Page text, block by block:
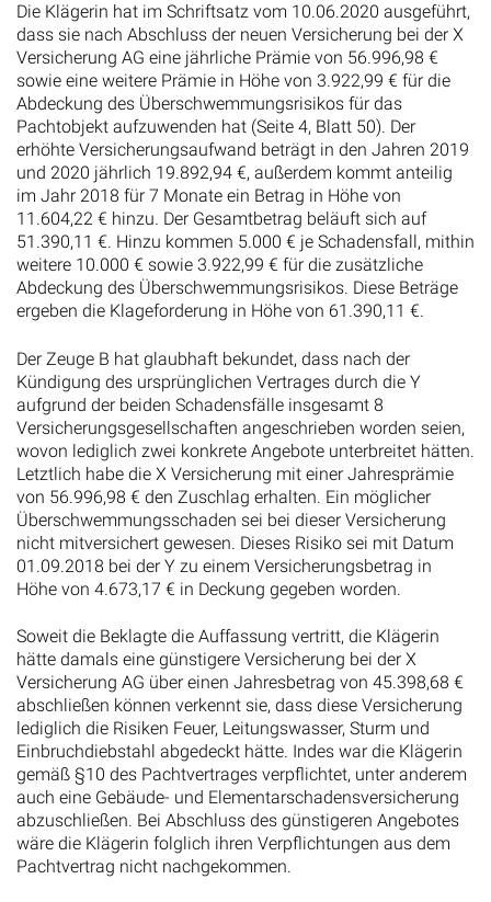
Die Klägerin hat im Schriftsatz vom 10.06.2020 ausgeführt,
dass sie nach Abschluss der neuen Versicherung bei der X
Versicherung AG eine jährliche Prämie von 56.996,98 €
sowie eine weitere Prämie in Höhe von 3.922,99 € für die
Abdeckung des Überschwemmungsrisikos für das
Pachtobjekt aufzuwenden hat (Seite 4, Blatt 50). Der
erhöhte Versicherungsaufwand beträgt in den Jahren 2019
und 2020 jährlich 19.892,94 €, außerdem kommt anteilig
im Jahr 2018 für 7 Monate ein Betrag in Höhe von
11.604,22 € hinzu. Der Gesamtbetrag beläuft sich auf
51.390,11 €. Hinzu kommen 5.000 € je Schadensfall, mithin
weitere 10.000 € sowie 3.922,99 € für die zusätzliche
Abdeckung des Überschwemmungsrisikos. Diese Beträge
ergeben die Klageforderung in Höhe von 61.390,11 €.
Der Zeuge B hat glaubhaft bekundet, dass nach der
Kündigung des ursprünglichen Vertrages durch die Y
aufgrund der beiden Schadensfälle insgesamt 8
Versicherungsgesellschaften angeschrieben worden seien,
wovon lediglich zwei konkrete Angebote unterbreitet hätten.
Letztlich habe die X Versicherung mit einer Jahresprämie
von 56.996,98 € den Zuschlag erhalten. Ein möglicher
Überschwemmungsschaden sei bei dieser Versicherung
nicht mitversichert gewesen. Dieses Risiko sei mit Datum
01.09.2018 bei der Y zu einem Versicherungsbetrag in
Höhe von 4.673,17 € in Deckung gegeben worden.
Soweit die Beklagte die Auffassung vertritt, die Klägerin
hätte damals eine günstigere Versicherung bei der X
Versicherung AG über einen Jahresbetrag von 45.398,68 €
abschließen können verkennt sie, dass diese Versicherung
lediglich die Risiken Feuer, Leitungswasser, Sturm und
Einbruchdiebstahl abgedeckt hätte. Indes war die Klägerin
gemäß §10 des Pachtvertrages verpflichtet, unter anderem
auch eine Gebäude- und Elementarschadensversicherung
abzuschließen. Bei Abschluss des günstigeren Angebotes
wäre die Klägerin folglich ihren Verpflichtungen aus dem
Pachtvertrag nicht nachgekommen.